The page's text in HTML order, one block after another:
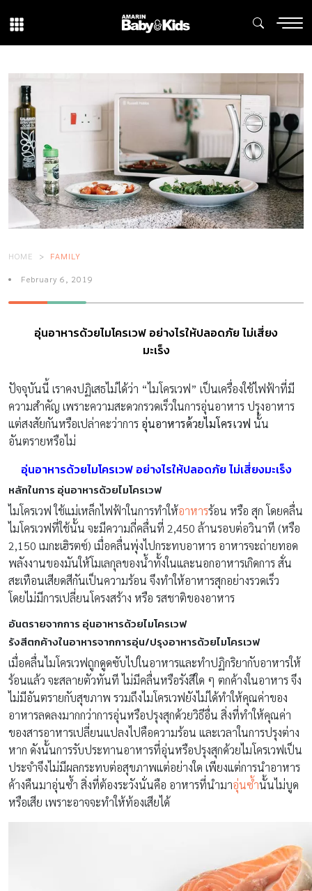
HOME FAMILY
February 6, 2019
อุ่นอาหารด้วยไมโครเวฟ อย่างไรให้ปลอดภัย ไม่เสี่ยง
มะเร็ง
ปัจจุบันนี้ เราคงปฏิเสธไม่ได้ว่า “ไมโครเวฟ” เป็นเครื่องใช้ไฟฟ้าที่มี
ความสำคัญ เพราะความสะดวกรวดเร็วในการอุ่นอาหาร ปรุงอาหาร
แต่สงสัยกันหรือเปล่าคะว่าการ อุ่นอาหารด้วยไมโครเวฟ นั้น
อันตรายหรือไม่
อุ่นอาหารด้วยไมโครเวฟ อย่างไรให้ปลอดภัย ไม่เสี่ยงมะเร็ง
หลักในการ อุ่นอาหารด้วยไมโครเวฟ
ไมโครเวฟ ใช้แม่เหล็กไฟฟ้าในการทำให้อาหารร้อน หรือ สุก โดยคลื่น
ไมโครเวฟที่ใช้นั้น จะมีความถี่คลื่นที่ 2,450 ล้านรอบต่อวินาที (หรือ
2,150 เมกะเฮิรตซ์) เมื่อคลื่นพุ่งไปกระทบอาหาร อาหารจะถ่ายทอด
พลังงานของมันให้โมเลกุลของน้ำทั้งในและนอกอาหารเกิดการ สั่น
สะเทือนเสียดสีกันเป็นความร้อน จึงทำให้อาหารสุกอย่างรวดเร็ว
โดยไม่มีการเปลี่ยนโครงสร้าง หรือ รสชาติของอาหาร
อันตรายจากการ อุ่นอาหารด้วยไมโครเวฟ
รังสีตกค้างในอาหารจากการอุ่น/ปรุงอาหารด้วยไมโครเวฟ
เมื่อคลื่นไมโครเวฟถูกดูดซับไปในอาหารและทำปฏิกริยากับอาหารให้
ร้อนแล้ว จะสลายตัวทันที ไม่มีคลื่นหรือรังสีใด ๆ ตกค้างในอาหาร จึง
ไม่มีอันตรายกับสุขภาพ รวมถึงไมโครเวฟยังไม่ได้ทำให้คุณค่าของ
อาหารลดลงมากกว่าการอุ่นหรือปรุงสุกด้วยวิธีอื่น สิ่งที่ทำให้คุณค่า
ของสารอาหารเปลี่ยนแปลงไปคือความร้อน และเวลาในการปรุงต่าง
หาก ดังนั้นการรับประทานอาหารที่อุ่นหรือปรุงสุกด้วยไมโครเวฟเป็น
ประจำจึงไม่มีผลกระทบต่อสุขภาพแต่อย่างใด เพียงแต่การนำอาหาร
ค้างคืนมาอุ่นซ้ำ สิ่งที่ต้องระวังนั่นคือ อาหารที่นำมาอุ่นซ้ำนั้นไม่บูด
หรือเสีย เพราะอาจจะทำให้ท้องเสียได้